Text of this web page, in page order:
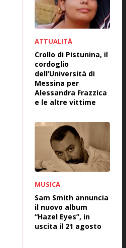
ATTUALITÀ
Crollo di Pistunina, il
cordoglio
dell’Università di
Messina per
Alessandra Frazzica
e le altre vittime
MUSICA
Sam Smith annuncia
il nuovo album
“Hazel Eyes”, in
uscita il 21 agosto